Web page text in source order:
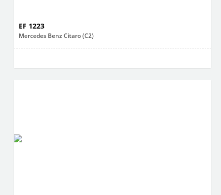
EF 1223
Mercedes Benz Citaro (C2)